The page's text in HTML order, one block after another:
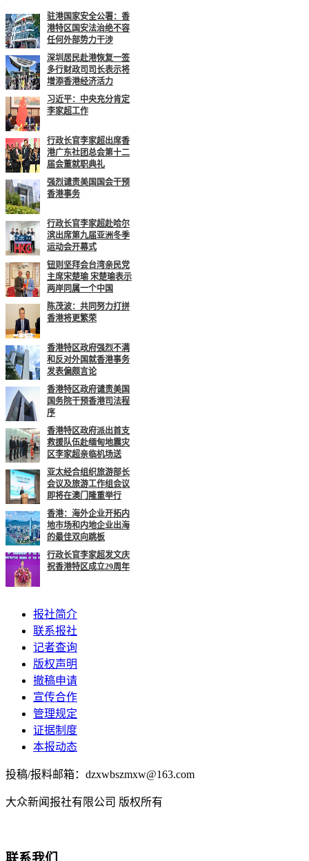
驻港国家安全公署：香
港特区国安法治绝不容
任何外部势力干涉
深圳居民赴港恢复一签
多行财政司司长表示将
增添香港经济活力
习近平：中央充分肯定
李家超工作
行政长官李家超出席香
港广东社团总会第十二
届会董就职典礼
强烈谴责美国国会干预
香港事务
行政长官李家超赴哈尔
滨出席第九届亚洲冬季
运动会开幕式
钮则坚拜会台湾亲民党
主席宋楚瑜 宋楚瑜表示
两岸同属一个中国
陈茂波：共同努力打拼
香港将更繁荣
香港特区政府强烈不满
和反对外国就香港事务
发表偏颇言论
香港特区政府谴责美国
国务院干预香港司法程
序
香港特区政府派出首支
救援队伍赴缅甸地震灾
区李家超亲临机场送
亚太经合组织旅游部长
会议及旅游工作组会议
即将在澳门隆重举行
香港：海外企业开拓内
地市场和内地企业出海
的最佳双向跳板
行政长官李家超发文庆
祝香港特区成立29周年
报社简介
联系报社
记者查询
版权声明
撤稿申请
宣传合作
管理规定
证据制度
本报动态
投稿/报料邮箱：dzxwbszmxw@163.com
大众新闻报社有限公司 版权所有
联系我们